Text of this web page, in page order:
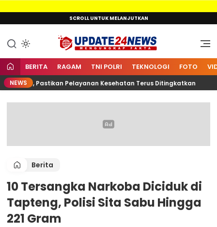
ke
SCROLL UNTUK MELANJUTKAN
Update24News.id
Mengungkap Fakta
BERITA RAGAM TNI POLRI TEKNOLOGI FOTO
NEWS Pastikan Pelayanan Kesehatan Terus Ditingkatkan
Berita
10 Tersangka Narkoba Diciduk di
Tapteng, Polisi Sita Sabu Hingga
221 Gram